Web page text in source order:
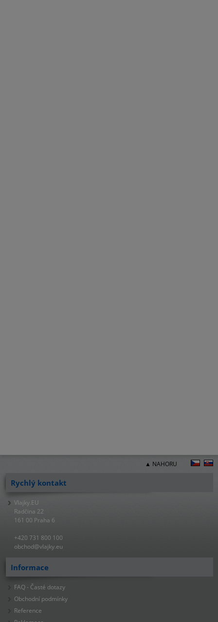
▲ NAHORU
Rychlý kontakt
Vlajky.EU
Radčina 22
161 00 Praha 6
+420 731 800 100
obchod@vlajky.eu
Informace
FAQ - Časté dotazy
Obchodní podmínky
Reference